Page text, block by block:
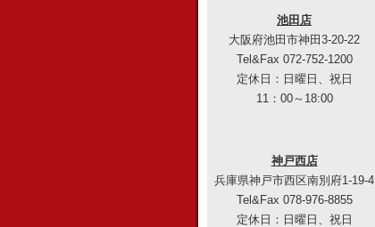
池田店
大阪府池田市神田3-20-22
Tel&Fax 072-752-1200
定休日：日曜日、祝日
11：00～18:00
神戸西店
兵庫県神戸市西区南別府1-19-4
Tel&Fax 078-976-8855
定休日：日曜日、祝日